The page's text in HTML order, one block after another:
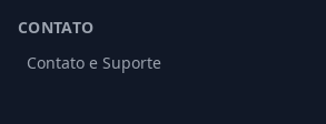
CONTATO
Contato e Suporte